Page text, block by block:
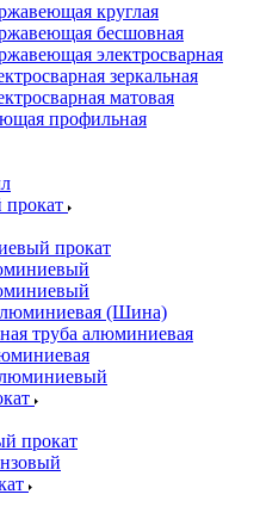
круглая
бесшовная
электросварная
зеркальная
матовая
профильная
прокат
(Шина)
труба алюминиевая
прокат